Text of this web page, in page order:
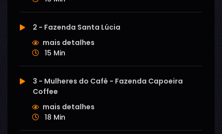
2 - Fazenda Santa Lúcia
mais detalhes
15 Min
3 - Mulheres do Café - Fazenda Capoeira
Coffee
mais detalhes
18 Min